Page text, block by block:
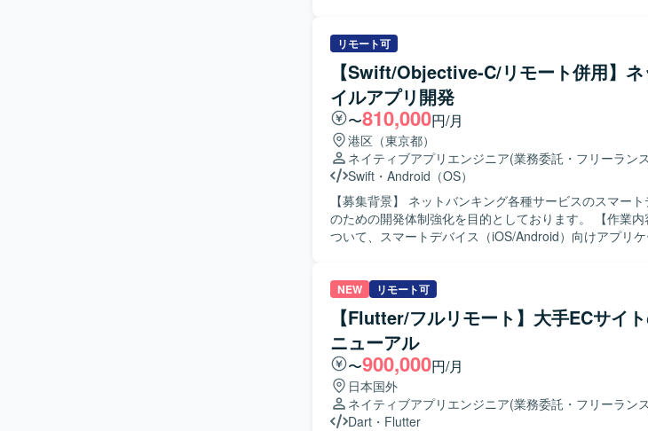
開発を進めていただける方を求めています。 【ポジションの魅力】 大規模なECサービスのス
マートフォンアプリ開発に携わることで、Flutterを活用
ザインシステム活用の実践経験を積むことができます。 【開発環境】 Flutterを用いたスマート
フォンアプリ開発環境となります。
リモート可
【Swift/Objective-C/リモート併用】
イルアプリ開発
〜810,000円/月
港区（東京都）
ネイティブアプリエンジニア(業務委託・フリーラン
Swift ・ Android（OS）
【募集背景】 ネットバンキング各種サービスのスマー
のための開発体制強化を目的としております。 【作業内容】 ネットバンキング各種サービスに
ついて、スマートデバイス（iOS/Android）向けアプリ
から実装、テストまで対応できる方を求めております。
がら、品質とユーザビリティを意識した開発ができる方を歓迎いたし
力】 金融系ネットバンキングサービスの開発に関わる
スのモバイルアプリ開発経験を積むことができます。
つ、金融ドメインの知見も深めていただけます。 【開発環境】 iOS/Android向けモバイルアプ
リ開発環境（Objective-C、Swiftを用いた開発が想定され
NEW リモート可
【Flutter/フルリモート】大手ECサイ
ニューアル
〜900,000円/月
日本国外
ネイティブアプリエンジニア(業務委託・フリーラン
Dart ・ Flutter